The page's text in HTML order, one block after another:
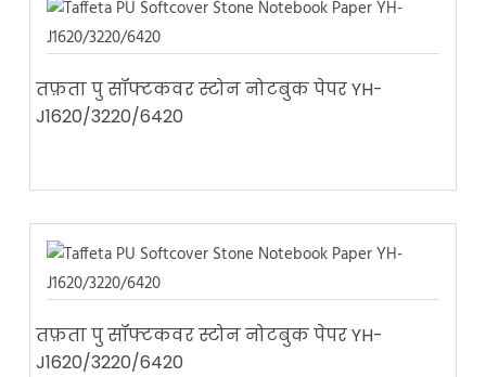
तफ़ता पु सॉफ्टकवर स्टोन नोटबुक पेपर YH-
J1620/3220/6420
तफ़ता पु सॉफ्टकवर स्टोन नोटबुक पेपर YH-
J1620/3220/6420